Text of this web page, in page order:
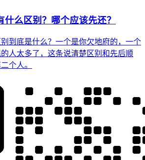
么区别？哪个应该先还？
到底是什么？一个是你欠地府的，一个
人太多了，这条说清楚区别和先后顺
个人。